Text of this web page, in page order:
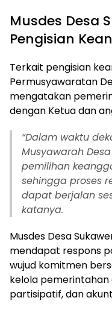
Musdes Desa
Pengisian
Terkait pengisian
Permusyawaratan
mengatakan
dengan Ketua dan
“Dalam waktu
Musyawarah
pemilihan
sehingga proses
dapat berjalan
katanya.
Musdes Desa
mendapat respons
wujud komitmen
kelola
partisipatif, dan